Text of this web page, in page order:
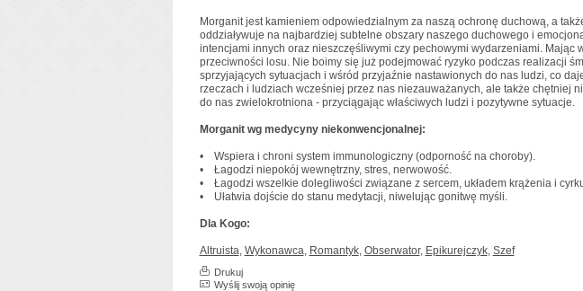
Morganit jest kamieniem odpowiedzialnym za naszą ochronę duchową, a
oddziaływuje na najbardziej subtelne obszary naszego duchowego i
intencjami innych oraz nieszczęśliwymi czy pechowymi wydarzeniami.
przeciwności losu. Nie boimy się już podejmować ryzyko podczas realizacji
sprzyjających sytuacjach i wśród przyjaźnie nastawionych do nas ludzi, co
rzeczach i ludziach wcześniej przez nas niezauważanych, ale także chętniej
do nas zwielokrotniona - przyciągając właściwych ludzi i pozytywne sytuacje.
Morganit wg medycyny niekonwencjonalnej:
• Wspiera i chroni system immunologiczny (odporność na choroby).
• Łagodzi niepokój wewnętrzny, stres, nerwowość.
• Łagodzi wszelkie dolegliwości związane z sercem, układem krążenia i
• Ułatwia dojście do stanu medytacji, niwelując gonitwę myśli.
Dla Kogo:
Altruista, Wykonawca, Romantyk, Obserwator, Epikurejczyk, Szef
Drukuj
Wyślij swoją opinię